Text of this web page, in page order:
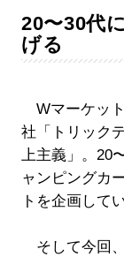
20〜30代
げる
Wマーケッ
社「トリック
上主義」。20
ャンピングカ
トを企画して
そして今回